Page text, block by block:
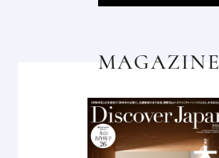
MAGAZINE